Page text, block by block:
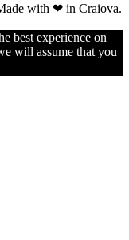
with ❤ in Craiova.
best experience on
will assume that you